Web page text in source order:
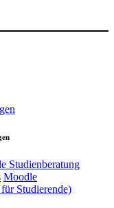
Studienberatung
Moodle
Studierende)